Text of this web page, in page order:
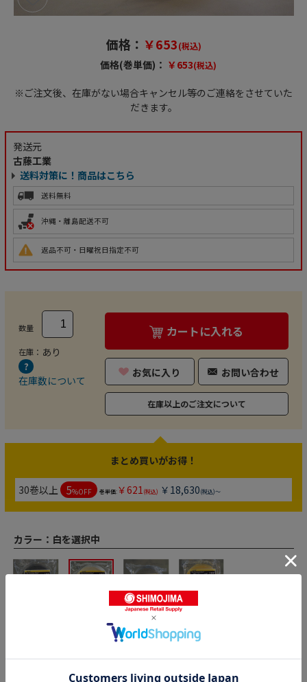
価格： ￥653(税込)
価格(巻単価)： ￥653(税込)
※ご注文後、在庫がない場合キャンセル等のご連絡をさせていた
だきます。
発送元
古藤工業
送料対策に！商品はこちら
送料無料
沖縄・離島配送不可
返品不可・日曜祝日指定不可
数量
在庫： あり
在庫数について
カートに入れる
お気に入り お問い合わせ
在庫以上のご注文について
まとめ買いがお得！
30巻以上 5%OFF 巻単価:￥621 (税込) ￥18,630(税込)～
カラー： 白を選択中
灰
4909622737034
メーカー品番 8002